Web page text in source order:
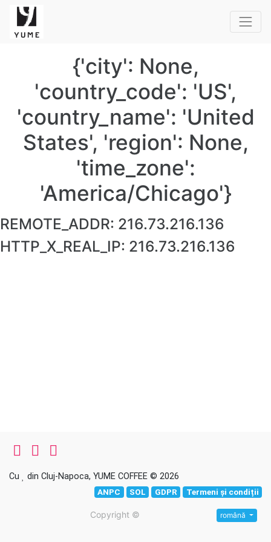
{'city': None,
'country_code': 'US',
'country_name': 'United
States', 'region': None,
'time_zone':
'America/Chicago'}
REMOTE_ADDR: 216.73.216.136
HTTP_X_REAL_IP: 216.73.216.136
Cu din Cluj-Napoca, YUME COFFEE © 2026
ANPC SOL GDPR Termeni și condiții
Copyright © română